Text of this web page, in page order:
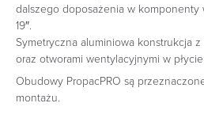
dalszego doposażenia w komponenty
19″.
Symetryczna aluminiowa konstrukcja
oraz otworami wentylacyjnymi w
Obudowy PropacPRO są
montażu.